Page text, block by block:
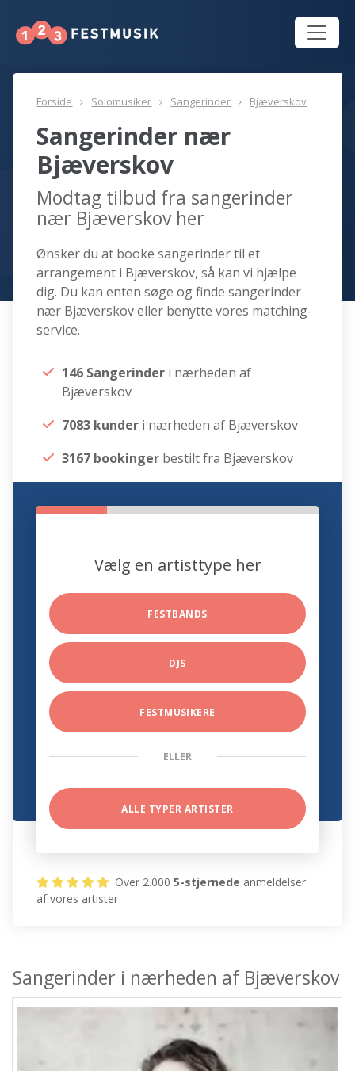
Forside Solomusiker Sangerinder Bjæverskov
Sangerinder nær
Bjæverskov
Modtag tilbud fra sangerinder
nær Bjæverskov her
Ønsker du at booke sangerinder til et
arrangement i Bjæverskov, så kan vi hjælpe
dig. Du kan enten søge og finde sangerinder
nær Bjæverskov eller benytte vores matching-
service.
146 Sangerinder i nærheden af
Bjæverskov
7083 kunder i nærheden af Bjæverskov
3167 bookinger bestilt fra Bjæverskov
Vælg en artisttype her
FESTBANDS
DJS
FESTMUSIKERE
ELLER
ALLE TYPER ARTISTER
Over 2.0005-stjernede anmeldelser
af vores artister
Sangerinder i nærheden af Bjæverskov